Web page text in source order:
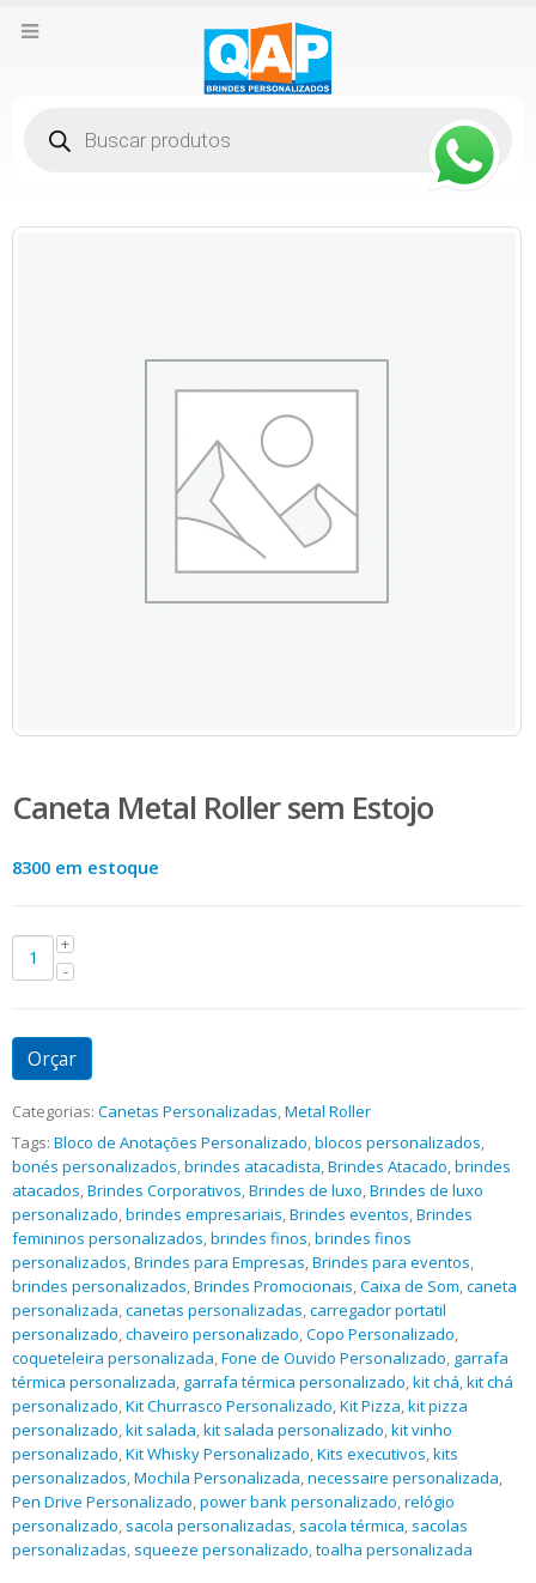
produtos
Caneta Metal Roller sem Estojo
8300 em estoque
Orçar
Categorias: Canetas Personalizadas,Metal Roller
Tags: Bloco de Anotações Personalizado,blocos personalizados,
bonés personalizados,brindes atacadista,Brindes Atacado,brindes
atacados,Brindes Corporativos,Brindes de luxo,Brindes de luxo
personalizado,brindes empresariais,Brindes eventos,Brindes
femininos personalizados,brindes finos,brindes finos
personalizados,Brindes para Empresas,Brindes para eventos,
brindes personalizados,Brindes Promocionais,Caixa de Som,caneta
personalizada,canetas personalizadas,carregador portatil
personalizado,chaveiro personalizado,Copo Personalizado,
coqueteleira personalizada,Fone de Ouvido Personalizado, garrafa
térmica personalizada, garrafa térmica personalizado,kit chá,kit chá
personalizado,Kit Churrasco Personalizado,Kit Pizza,kit pizza
personalizado,kit salada,kit salada personalizado,kit vinho
personalizado,Kit Whisky Personalizado,Kits executivos,kits
personalizados,Mochila Personalizada,necessaire personalizada,
Pen Drive Personalizado,power bank personalizado,relógio
personalizado, sacola personalizadas, sacola térmica, sacolas
personalizadas, squeeze personalizado,toalha personalizada